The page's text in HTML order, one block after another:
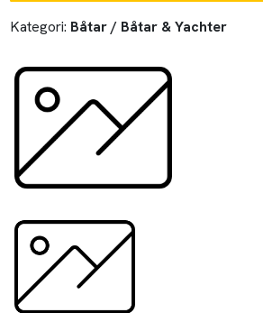
Kategori: Båtar / Båtar & Yachter